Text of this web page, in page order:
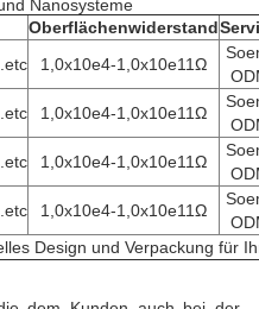
Nanosysteme
Oberflächenwiderstand
1,0x10e4-1,0x10e11Ω
1,0x10e4-1,0x10e11Ω
1,0x10e4-1,0x10e11Ω
1,0x10e4-1,0x10e11Ω
Design und Verpackung für